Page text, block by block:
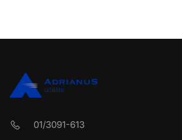
01/3091-613